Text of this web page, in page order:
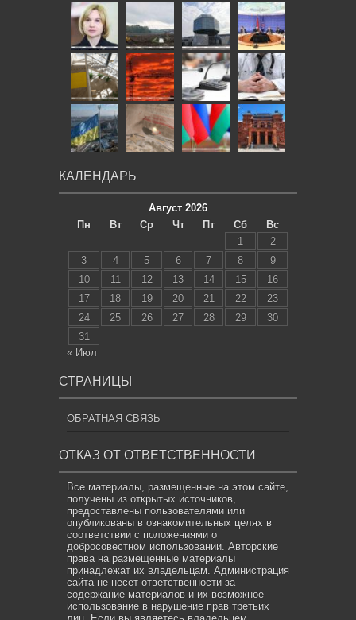
КАЛЕНДАРЬ
Август 2026
Пн
Вт Ср Чт Пт Сб
Вс
1
2
3
4 5 6 7 8
9
10
11 12 13 14 15
16
17
18 19 20 21 22
23
24
25 26 27 28 29
30
31
« Июл
СТРАНИЦЫ
ОБРАТНАЯ СВЯЗЬ
ОТКАЗ ОТ ОТВЕТСТВЕННОСТИ
Все материалы, размещенные на этом сайте,
получены из открытых источников,
предоставлены пользователями или
опубликованы в ознакомительных целях в
соответствии с положениями о
добросовестном использовании. Авторские
права на размещенные материалы
принадлежат их владельцам. Администрация
сайта не несет ответственности за
содержание материалов и их возможное
использование в нарушение прав третьих